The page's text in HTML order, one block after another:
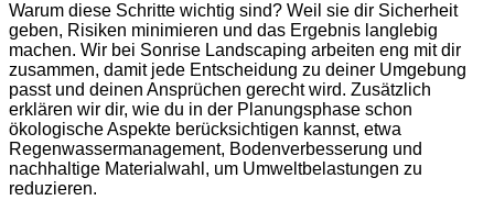
Warum diese Schritte wichtig sind? Weil sie dir Sicherheit
geben, Risiken minimieren und das Ergebnis langlebig
machen. Wir bei Sonrise Landscaping arbeiten eng mit dir
zusammen, damit jede Entscheidung zu deiner Umgebung
passt und deinen Ansprüchen gerecht wird. Zusätzlich
erklären wir dir, wie du in der Planungsphase schon
ökologische Aspekte berücksichtigen kannst, etwa
Regenwassermanagement, Bodenverbesserung und
nachhaltige Materialwahl, um Umweltbelastungen zu
reduzieren.